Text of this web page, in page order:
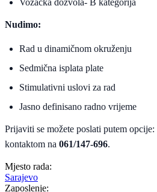
Vozačka dozvola- B kategorija
Nudimo:
Rad u dinamičnom okruženju
Sedmična isplata plate
Stimulativni uslovi za rad
Jasno definisano radno vrijeme
Prijaviti se možete poslati putem opcije:
kontaktom na 061/147-696.
Mjesto rada:
Sarajevo
Zaposlenje: